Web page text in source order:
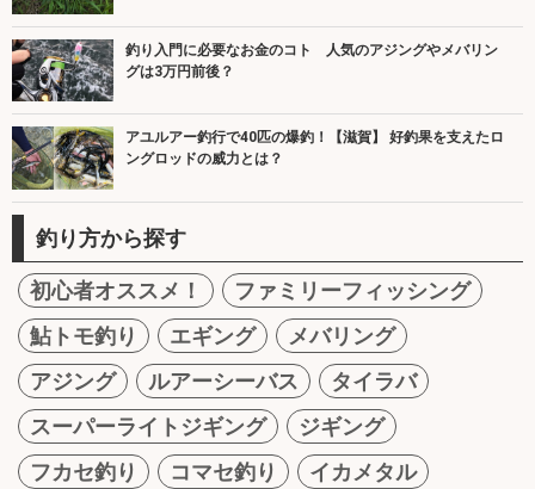
釣り入門に必要なお金のコト 人気のアジングやメバリン
グは3万円前後？
アユルアー釣行で40匹の爆釣！【滋賀】 好釣果を支えたロ
ングロッドの威力とは？
釣り方から探す
初心者オススメ！
ファミリーフィッシング
鮎トモ釣り
エギング
メバリング
アジング
ルアーシーバス
タイラバ
スーパーライトジギング
ジギング
フカセ釣り
コマセ釣り
イカメタル